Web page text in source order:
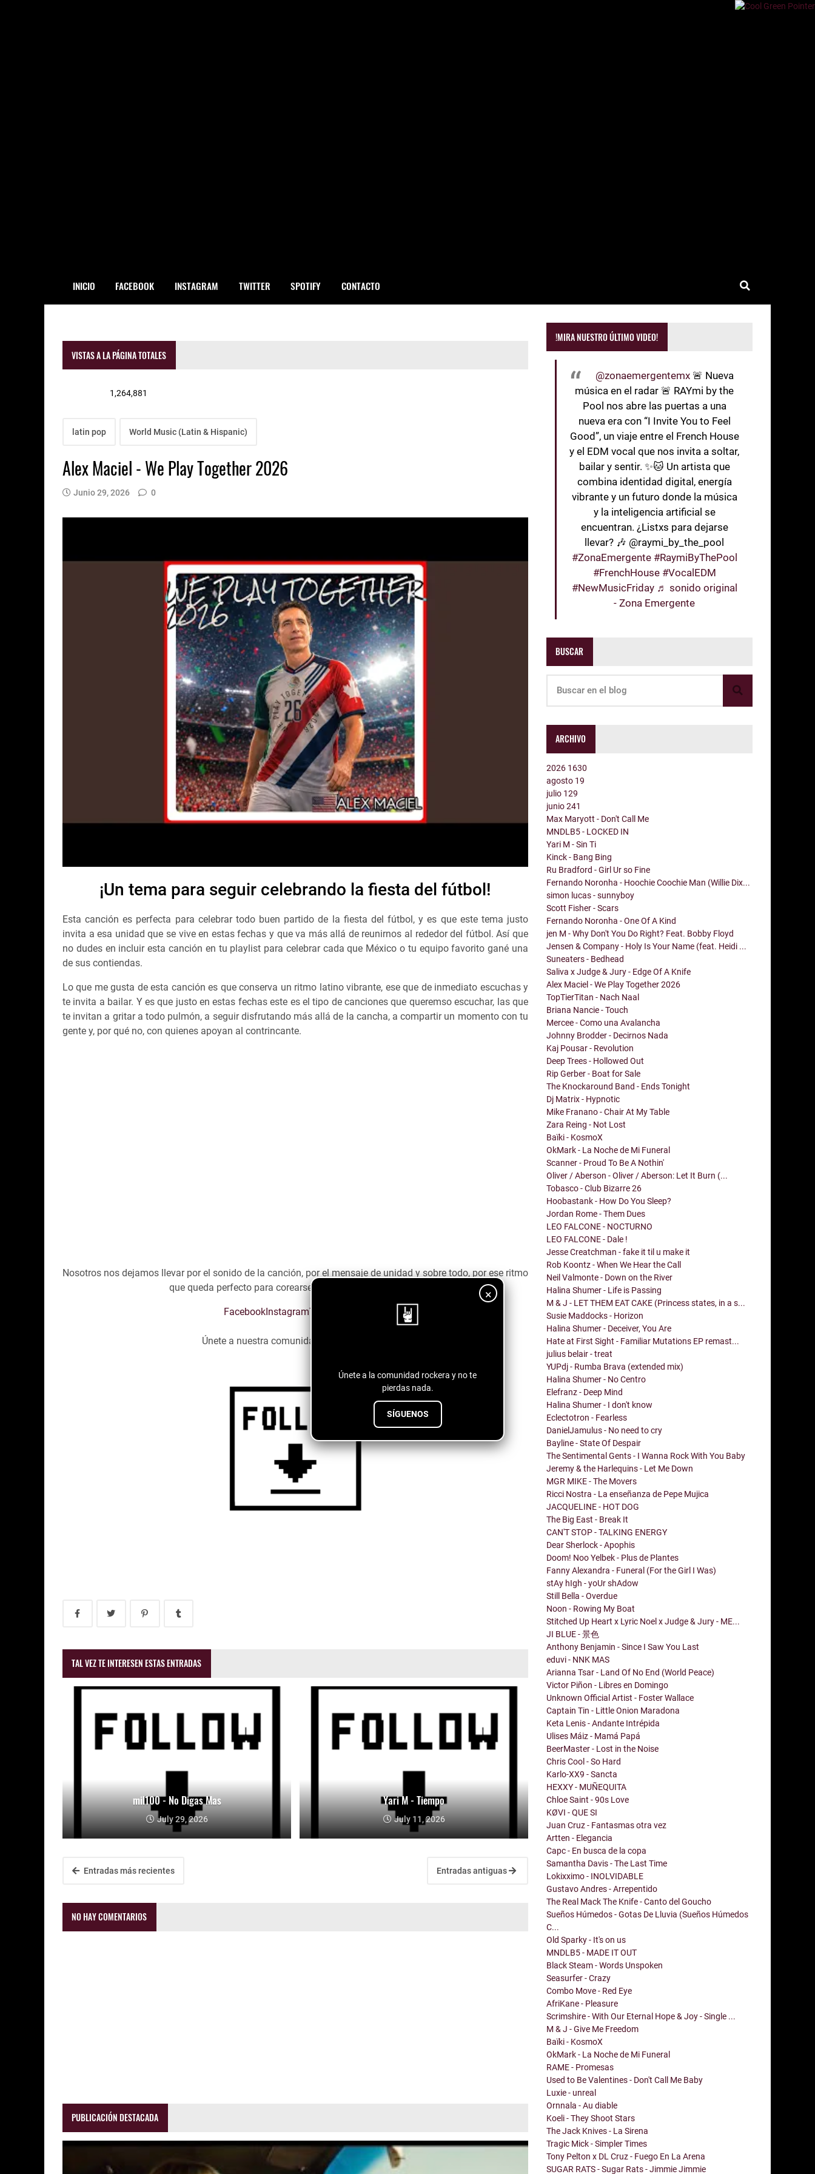
INICIO FACEBOOK INSTAGRAM TWITTER SPOTIFY CONTACTO
×
Únete a la comunidad rockera y no te
pierdas nada.
SÍGUENOS
VISTAS A LA PÁGINA TOTALES
1,264,881
latin pop World Music (Latin & Hispanic)
Alex Maciel - We Play Together 2026
Junio 29, 2026 0
¡Un tema para seguir celebrando la fiesta del fútbol!
Esta canción es perfecta para celebrar todo buen partido de la fiesta del fútbol, y es que este tema justo
invita a esa unidad que se vive en estas fechas y que va más allá de reunirnos al rededor del fútbol. Así que
no dudes en incluir esta canción en tu playlist para celebrar cada que México o tu equipo favorito gané una
de sus contiendas.
Lo que me gusta de esta canción es que conserva un ritmo latino vibrante, ese que de inmediato escuchas y
te invita a bailar. Y es que justo en estas fechas este es el tipo de canciones que queremso escuchar, las que
te invitan a gritar a todo pulmón, a seguir disfrutando más allá de la cancha, a compartir un momento con tu
gente y, por qué no, con quienes apoyan al contrincante.
Nosotros nos dejamos llevar por el sonido de la canción, por el mensaje de unidad y sobre todo, por ese ritmo
que queda perfecto para corearse en los estadios de fútbol.
FacebookInstagramTiktok
Únete a nuestra comunidad emergente ↓↓↓↓
TAL VEZ TE INTERESEN ESTAS ENTRADAS
mil100 - No Digas Mas
July 29, 2026
Yari M - Tiempo
July 11, 2026
Entradas más recientes Entradas antiguas
NO HAY COMENTARIOS
PUBLICACIÓN DESTACADA
!MIRA NUESTRO ÚLTIMO VIDEO!
@zonaemergentemx 🚨 Nueva
música en el radar 🚨 RAYmi by the
Pool nos abre las puertas a una
nueva era con “I Invite You to Feel
Good”, un viaje entre el French House
y el EDM vocal que nos invita a soltar,
bailar y sentir. ✨🐱 Un artista que
combina identidad digital, energía
vibrante y un futuro donde la música
y la inteligencia artificial se
encuentran. ¿Listxs para dejarse
llevar? 🎶 @raymi_by_the_pool
#ZonaEmergente #RaymiByThePool
#FrenchHouse #VocalEDM
#NewMusicFriday ♬ sonido original
- Zona Emergente
BUSCAR
ARCHIVO
2026 1630
agosto 19
julio 129
junio241
Max Maryott - Don't Call Me
MNDLB5 - LOCKED IN
Yari M - Sin Ti
Kinck - Bang Bing
Ru Bradford - Girl Ur so Fine
Fernando Noronha - Hoochie Coochie Man (Willie Dix...
simon lucas - sunnyboy
Scott Fisher - Scars
Fernando Noronha - One Of A Kind
jen M - Why Don't You Do Right? Feat. Bobby Floyd
Jensen & Company - Holy Is Your Name (feat. Heidi ...
Suneaters - Bedhead
Saliva x Judge & Jury - Edge Of A Knife
Alex Maciel - We Play Together 2026
TopTierTitan - Nach Naal
Briana Nancie - Touch
Mercee - Como una Avalancha
Johnny Brodder - Decirnos Nada
Kaj Pousar - Revolution
Deep Trees - Hollowed Out
Rip Gerber - Boat for Sale
The Knockaround Band - Ends Tonight
Dj Matrix - Hypnotic
Mike Franano - Chair At My Table
Zara Reing - Not Lost
Baïki - KosmoX
OkMark - La Noche de Mi Funeral
Scanner - Proud To Be A Nothin'
Oliver / Aberson - Oliver / Aberson: Let It Burn (...
Tobasco - Club Bizarre 26
Hoobastank - How Do You Sleep?
Jordan Rome - Them Dues
LEO FALCONE - NOCTURNO
LEO FALCONE - Dale !
Jesse Creatchman - fake it til u make it
Rob Koontz - When We Hear the Call
Neil Valmonte - Down on the River
Halina Shumer - Life is Passing
M & J - LET THEM EAT CAKE (Princess states, in a s...
Susie Maddocks - Horizon
Halina Shumer - Deceiver, You Are
Hate at First Sight - Familiar Mutations EP remast...
julius belair - treat
YUPdj - Rumba Brava (extended mix)
Halina Shumer - No Centro
Elefranz - Deep Mind
Halina Shumer - I don't know
Eclectotron - Fearless
DanielJamulus - No need to cry
Bayline - State Of Despair
The Sentimental Gents - I Wanna Rock With You Baby
Jeremy & the Harlequins - Let Me Down
MGR MIKE - The Movers
Ricci Nostra - La enseñanza de Pepe Mujica
JACQUELINE - HOT DOG
The Big East - Break It
CAN'T STOP - TALKING ENERGY
Dear Sherlock - Apophis
Doom! Noo Yelbek - Plus de Plantes
Fanny Alexandra - Funeral (For the Girl I Was)
stAy hIgh - yoUr shAdow
Still Bella - Overdue
Noon - Rowing My Boat
Stitched Up Heart x Lyric Noel x Judge & Jury - ME...
JI BLUE - 景色
Anthony Benjamin - Since I Saw You Last
eduvi - NNK MAS
Arianna Tsar - Land Of No End (World Peace)
Victor Piñon - Libres en Domingo
Unknown Official Artist - Foster Wallace
Captain Tin - Little Onion Maradona
Keta Lenis - Andante Intrépida
Ulises Máiz - Mamá Papá
BeerMaster - Lost in the Noise
Chris Cool - So Hard
Karlo-XX9 - Sancta
HEXXY - MUÑEQUITA
Chloe Saint - 90s Love
KØVI - QUE SI
Juan Cruz - Fantasmas otra vez
Artten - Elegancia
Capc - En busca de la copa
Samantha Davis - The Last Time
Lokixximo - INOLVIDABLE
Gustavo Andres - Arrepentido
The Real Mack The Knife - Canto del Goucho
Sueños Húmedos - Gotas De Lluvia (Sueños Húmedos
C...
Old Sparky - It's on us
MNDLB5 - MADE IT OUT
Black Steam - Words Unspoken
Seasurfer - Crazy
Combo Move - Red Eye
AfriKane - Pleasure
Scrimshire - With Our Eternal Hope & Joy - Single ...
M & J - Give Me Freedom
Baïki - KosmoX
OkMark - La Noche de Mi Funeral
RAME - Promesas
Used to Be Valentines - Don't Call Me Baby
Luxie - unreal
Ornnala - Au diable
Koeli - They Shoot Stars
The Jack Knives - La Sirena
Tragic Mick - Simpler Times
Tony Pelton x DL Cruz - Fuego En La Arena
SUGAR RATS - Sugar Rats - Jimmie Jimmie